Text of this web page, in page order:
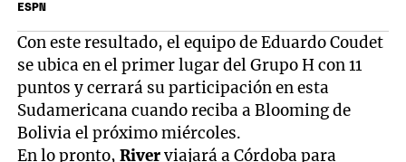
ESPN
Con este resultado, el equipo de Eduardo Coudet
se ubica en el primer lugar del Grupo H con 11
puntos y cerrará su participación en esta
Sudamericana cuando reciba a Blooming de
Bolivia el próximo miércoles.
En lo pronto,Riverviajará a Córdoba para